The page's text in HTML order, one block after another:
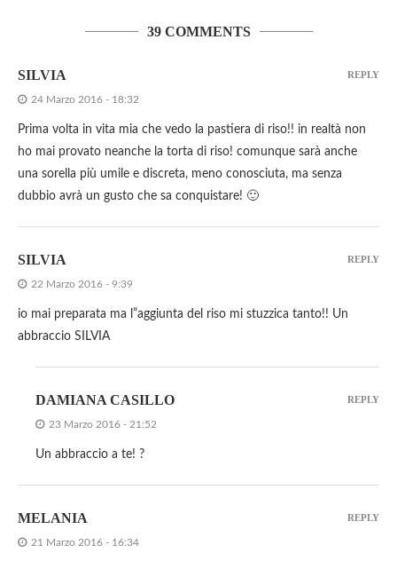
39 COMMENTS
SILVIA
24 Marzo 2016 - 18:32
Prima volta in vita mia che vedo la pastiera di riso!! in realtà non
ho mai provato neanche la torta di riso! comunque sarà anche
una sorella più umile e discreta, meno conosciuta, ma senza
dubbio avrà un gusto che sa conquistare! 🙂
REPLY
SILVIA
22 Marzo 2016 - 9:39
io mai preparata ma l”aggiunta del riso mi stuzzica tanto!! Un
abbraccio SILVIA
REPLY
DAMIANA CASILLO
23 Marzo 2016 - 21:52
Un abbraccio a te! ?
REPLY
MELANIA
21 Marzo 2016 - 16:34
REPLY